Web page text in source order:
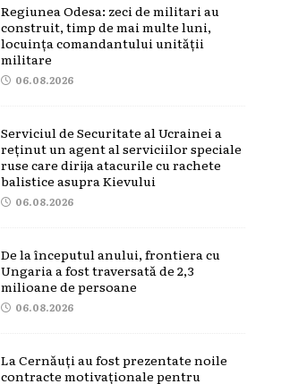
Regiunea Odesa: zeci de militari au
construit, timp de mai multe luni,
locuința comandantului unității
militare
06.08.2026
Serviciul de Securitate al Ucrainei a
reținut un agent al serviciilor speciale
ruse care dirija atacurile cu rachete
balistice asupra Kievului
06.08.2026
De la începutul anului, frontiera cu
Ungaria a fost traversată de 2,3
milioane de persoane
06.08.2026
La Cernăuți au fost prezentate noile
contracte motivaționale pentru